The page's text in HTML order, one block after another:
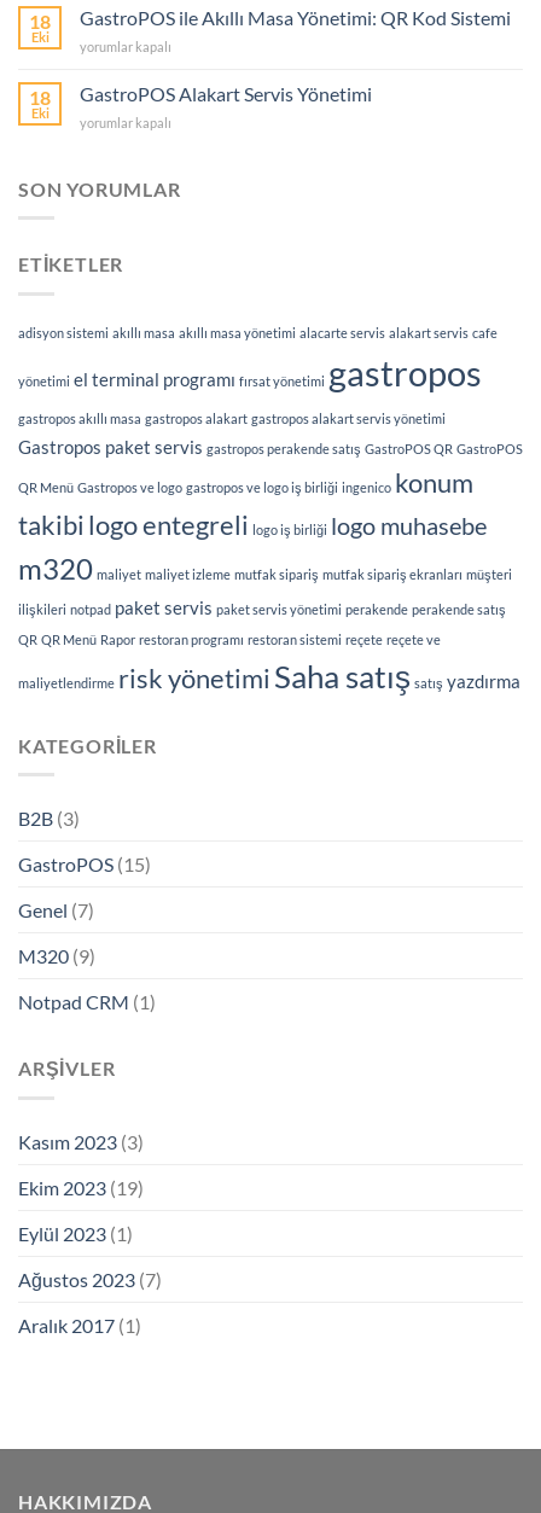
Asistanı:
Dijitale
Dönüş!
18
Eki
GastroPOS ile Akıllı Masa Yönetimi: QR Kod Sistemi
GastroPOS
Akıllı
Masa
Yönetimi:
Sistemi
yorumlar kapalı
18
Eki
GastroPOS Alakart Servis Yönetimi
GastroPOS
Yönetimi
yorumlar kapalı
SON YORUMLAR
ETİKETLER
adisyon sistemi akıllı masa akıllı masa yönetimi alacarte servis alakart servis cafe
yönetimi el terminal programı fırsat yönetimi gastropos
gastropos akıllı masa gastropos alakart gastropos alakart servis yönetimi
Gastropos paket servis gastropos perakende satış GastroPOS QR GastroPOS
QR Menü Gastropos ve logo gastropos ve logo iş birliği ingenico konum
takibilogo entegreli logo iş birliği logo muhasebe
m320 maliyet maliyet izleme mutfak sipariş mutfak sipariş ekranları müşteri
ilişkileri notpad paket servis paket servis yönetimi perakende perakende satış
QR QR Menü Rapor restoran programı restoran sistemi reçete reçete ve
maliyetlendirme risk yönetimiSaha satış satış yazdırma
KATEGORILER
B2B (3)
GastroPOS (15)
Genel (7)
M320 (9)
Notpad CRM (1)
ARŞIVLER
Kasım 2023 (3)
Ekim 2023 (19)
Eylül 2023 (1)
Ağustos 2023 (7)
Aralık 2017 (1)
HAKKIMIZDA